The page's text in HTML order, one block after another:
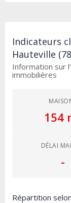
Indicateurs
Hauteville
Information sur
immobilières
154
DÉLAI
-
Répartition